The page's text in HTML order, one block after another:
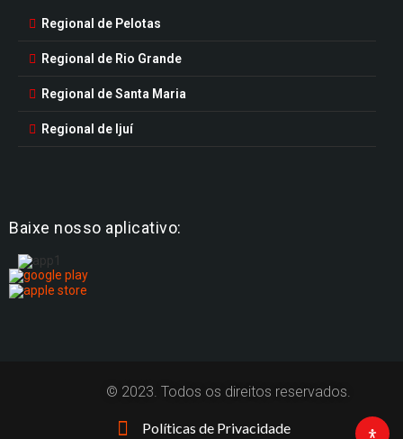
Regional de Pelotas
Regional de Rio Grande
Regional de Santa Maria
Regional de Ijuí
Baixe nosso aplicativo:
© 2023. Todos os direitos reservados.
Políticas de Privacidade